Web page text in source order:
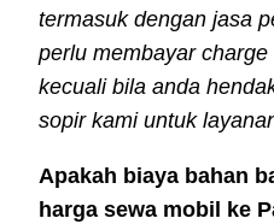
termasuk dengan jasa
perlu membayar
kecuali bila anda
sopir kami untuk
Apakah biaya bahan
harga sewa mobil ke